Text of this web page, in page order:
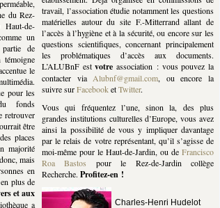
du Rez-
Haut-de-
un
de
témoigne
le
pour les
fonds
retrouver
être
places
majorité
mais
en
plus de
et aux
a
travail, l’association étudie notamment les questions
matérielles autour du site F.-Mitterrand allant de
l’accès à l’hygiène et à la sécurité, ou encore sur les
questions scientifiques, concernant principalement
les problématiques d’accès aux documents.
L’ALUBnF estvotre association : vous pouvez la
contacter via Alubnf@gmail.com, ou encore la
suivre surFacebooketTwitter.
Vous qui fréquentez l’une, sinon la, des plus
grandes institutions culturelles d’Europe, vous avez
ainsi la possibilité de vous y impliquer davantage
par le relais de votre représentant, qu’il s’agisse de
moi-même pour le Haut-de-Jardin, ou de Francisco
Roa Bastos pour le Rez-de-Jardin collège
Recherche. Profitez-en !
Charles-Henri Hudelot